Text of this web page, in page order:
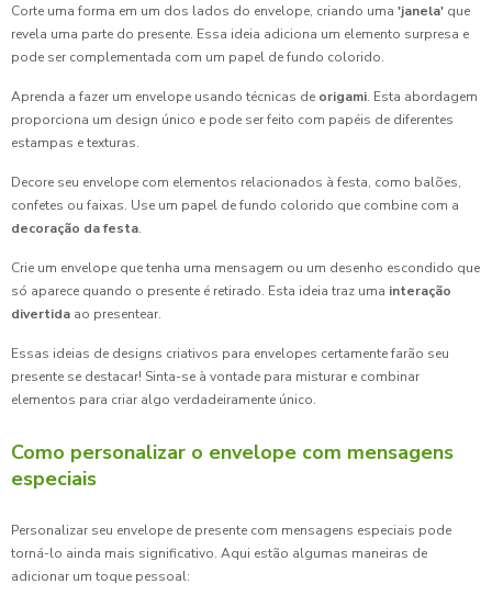
Corte uma forma em um dos lados do envelope, criando uma 'janela' que
revela uma parte do presente. Essa ideia adiciona um elemento surpresa e
pode ser complementada com um papel de fundo colorido.
Aprenda a fazer um envelope usando técnicas de origami. Esta abordagem
proporciona um design único e pode ser feito com papéis de diferentes
estampas e texturas.
Decore seu envelope com elementos relacionados à festa, como balões,
confetes ou faixas. Use um papel de fundo colorido que combine com a
decoração da festa.
Crie um envelope que tenha uma mensagem ou um desenho escondido que
só aparece quando o presente é retirado. Esta ideia traz uma interação
divertida ao presentear.
Essas ideias de designs criativos para envelopes certamente farão seu
presente se destacar! Sinta-se à vontade para misturar e combinar
elementos para criar algo verdadeiramente único.
Como personalizar o envelope com mensagens
especiais
Personalizar seu envelope de presente com mensagens especiais pode
torná-lo ainda mais significativo. Aqui estão algumas maneiras de
adicionar um toque pessoal: